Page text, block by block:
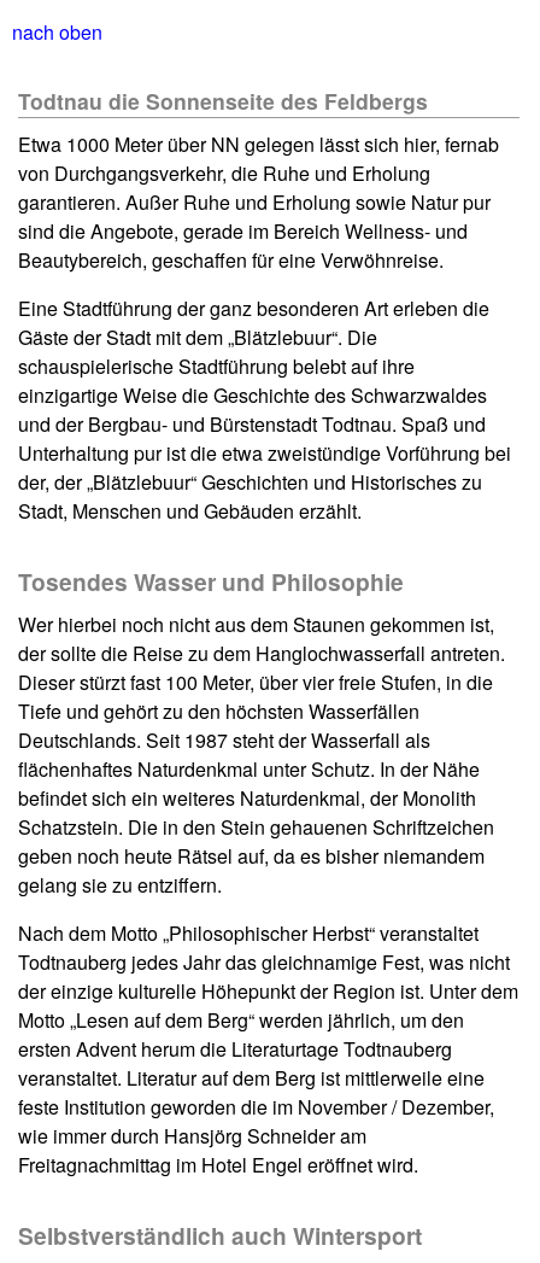
nach oben
Todtnau die Sonnenseite des Feldbergs
Etwa 1000 Meter über NN gelegen lässt sich hier, fernab
von Durchgangsverkehr, die Ruhe und Erholung
garantieren. Außer Ruhe und Erholung sowie Natur pur
sind die Angebote, gerade im Bereich Wellness- und
Beautybereich, geschaffen für eine Verwöhnreise.
Eine Stadtführung der ganz besonderen Art erleben die
Gäste der Stadt mit dem „Blätzlebuur“. Die
schauspielerische Stadtführung belebt auf ihre
einzigartige Weise die Geschichte des Schwarzwaldes
und der Bergbau- und Bürstenstadt Todtnau. Spaß und
Unterhaltung pur ist die etwa zweistündige Vorführung bei
der, der „Blätzlebuur“ Geschichten und Historisches zu
Stadt, Menschen und Gebäuden erzählt.
Tosendes Wasser und Philosophie
Wer hierbei noch nicht aus dem Staunen gekommen ist,
der sollte die Reise zu dem Hanglochwasserfall antreten.
Dieser stürzt fast 100 Meter, über vier freie Stufen, in die
Tiefe und gehört zu den höchsten Wasserfällen
Deutschlands. Seit 1987 steht der Wasserfall als
flächenhaftes Naturdenkmal unter Schutz. In der Nähe
befindet sich ein weiteres Naturdenkmal, der Monolith
Schatzstein. Die in den Stein gehauenen Schriftzeichen
geben noch heute Rätsel auf, da es bisher niemandem
gelang sie zu entziffern.
Nach dem Motto „Philosophischer Herbst“ veranstaltet
Todtnauberg jedes Jahr das gleichnamige Fest, was nicht
der einzige kulturelle Höhepunkt der Region ist. Unter dem
Motto „Lesen auf dem Berg“ werden jährlich, um den
ersten Advent herum die Literaturtage Todtnauberg
veranstaltet. Literatur auf dem Berg ist mittlerweile eine
feste Institution geworden die im November / Dezember,
wie immer durch Hansjörg Schneider am
Freitagnachmittag im Hotel Engel eröffnet wird.
Selbstverständlich auch Wintersport